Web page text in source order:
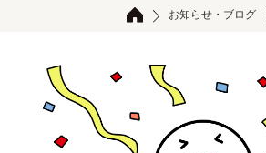
お知らせ・ブログ